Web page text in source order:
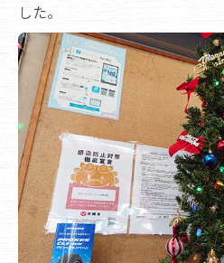
した。